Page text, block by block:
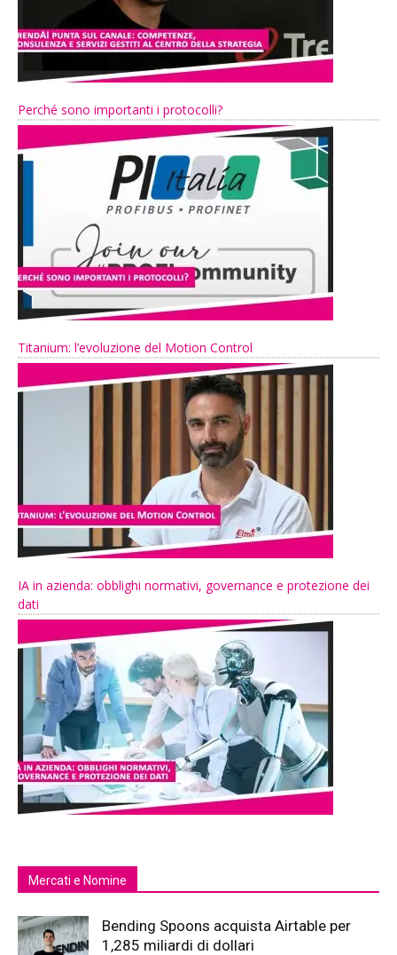
Perché sono importanti i protocolli?
Titanium: l’evoluzione del Motion Control
IA in azienda: obblighi normativi, governance e protezione dei
dati
Mercati e Nomine
Bending Spoons acquista Airtable per
1,285 miliardi di dollari